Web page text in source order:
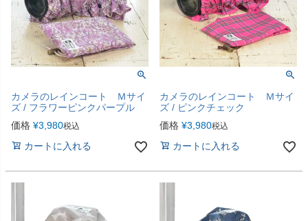
カメラのレインコート Ｍサイ
ズ / フラワーピンクパープル
価格 ¥3,980税込
カートに入れる
カメラのレインコート Ｍサイ
ズ / ピンクチェック
価格 ¥3,980税込
カートに入れる